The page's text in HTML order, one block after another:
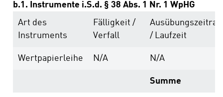
b.1. Instrumente i.S.d. § 38 Abs. 1 Nr. 1 WpHG
Art des
Instruments
Fälligkeit /
Verfall
/ Laufzeit
Wertpapierleihe N/A N/A
Summe